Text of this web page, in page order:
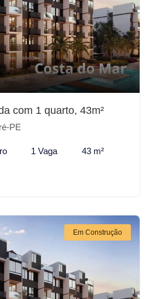
com 1 quarto, 43m²
PE
1 Vaga 43 m²
Em Construção